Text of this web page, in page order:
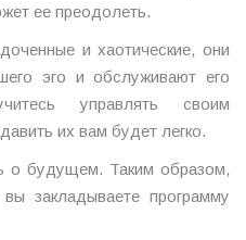
ее преодолеть.
и хаотические, они
эго и обслуживают его
управлять своим
их вам будет легко.
о будущем. Таким образом,
закладываете программу